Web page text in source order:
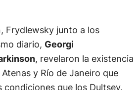
Frydlewsky junto a los
diario, Georgi
, revelaron la existencia
y Río de Janeiro que
condiciones que los Dultsev.